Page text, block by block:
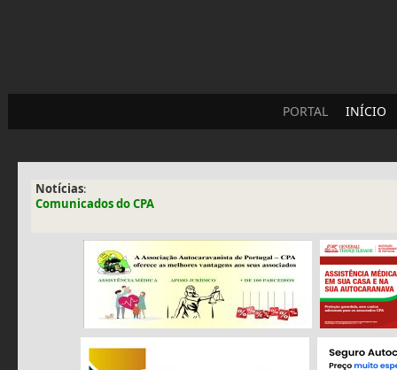
PORTAL INÍCIO
Notícias:
Comunicados do CPA